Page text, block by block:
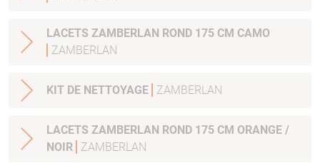
LACETS ZAMBERLAN ROND 175 CM CAMO
ZAMBERLAN
KIT DE NETTOYAGE ZAMBERLAN
LACETS ZAMBERLAN ROND 175 CM ORANGE /
NOIR
ZAMBERLAN